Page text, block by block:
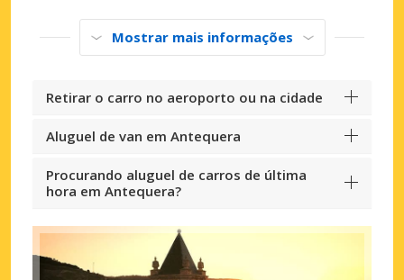
Mostrar mais informações
Retirar o carro no aeroporto ou na cidade
Aluguel de van em Antequera
Procurando aluguel de carros de última
hora em Antequera?